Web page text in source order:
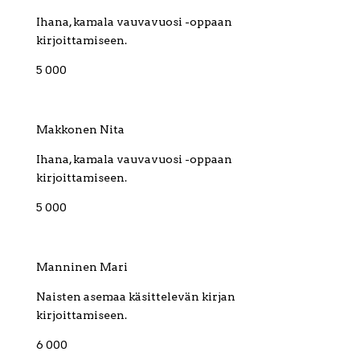
Ihana, kamala vauvavuosi -oppaan
kirjoittamiseen.
5 000
Makkonen Nita
Ihana, kamala vauvavuosi -oppaan
kirjoittamiseen.
5 000
Manninen Mari
Naisten asemaa käsittelevän kirjan
kirjoittamiseen.
6 000